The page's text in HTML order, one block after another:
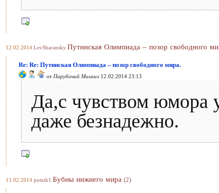
12.02.2014 LevSharansky Путинская Олимпиада – позор свободного
Re: Re: Путинская Олимпиада – позор свободного мира.
от Парубочий Михаил 12.02.2014 23:13
Да,с чувством юмора
даже безнадежно.
11.02.2014 putnik1 Бубны нижнего мира (2)